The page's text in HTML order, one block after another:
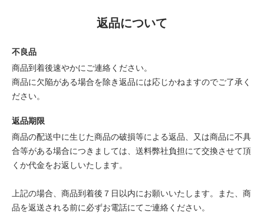
返品について
不良品
商品到着後速やかにご連絡ください。
商品に欠陥がある場合を除き返品には応じかねますのでご了承く
ださい。
返品期限
商品の配送中に生じた商品の破損等による返品、又は商品に不具
合等がある場合につきましては、送料弊社負担にて交換させて頂
くか代金をお返しいたします。
上記の場合、商品到着後７日以内にお願いいたします。また、商
品を返送される前に必ずお電話にてご連絡ください。